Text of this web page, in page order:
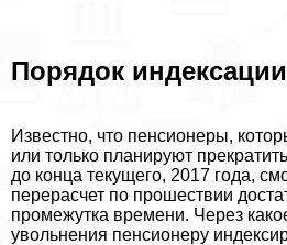
Порядок индексации
Известно, что пенсионеры,
или только планируют
до конца текущего, 2017 года,
перерасчет по прошествии
промежутка времени. Через
увольнения пенсионеру